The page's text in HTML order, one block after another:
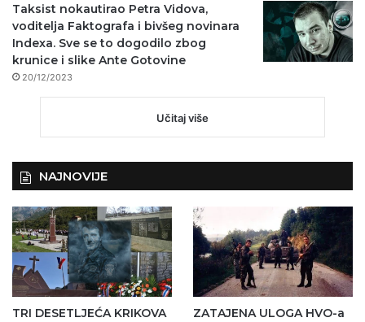
Taksist nokautirao Petra Vidova,
voditelja Faktografa i bivšeg novinara
Indexa. Sve se to dogodilo zbog
krunice i slike Ante Gotovine
20/12/2023
Učitaj više
NAJNOVIJE
TRI DESETLJEĆA KRIKOVA
ZATAJENA ULOGA HVO-a